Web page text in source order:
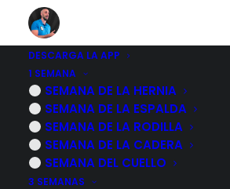
DESCARGA LA APP
1 SEMANA
SEMANA DE LA HERNIA
SEMANA DE LA ESPALDA
SEMANA DE LA RODILLA
SEMANA DE LA CADERA
SEMANA DEL CUELLO
3 SEMANAS
Nothing Found
It seems we can’t find what you’re
Perhaps searching can help.